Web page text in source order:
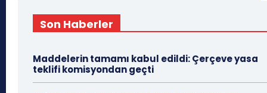
Son Haberler
Maddelerin tamamı kabul edildi: Çerçeve yasa
teklifi komisyondan geçti